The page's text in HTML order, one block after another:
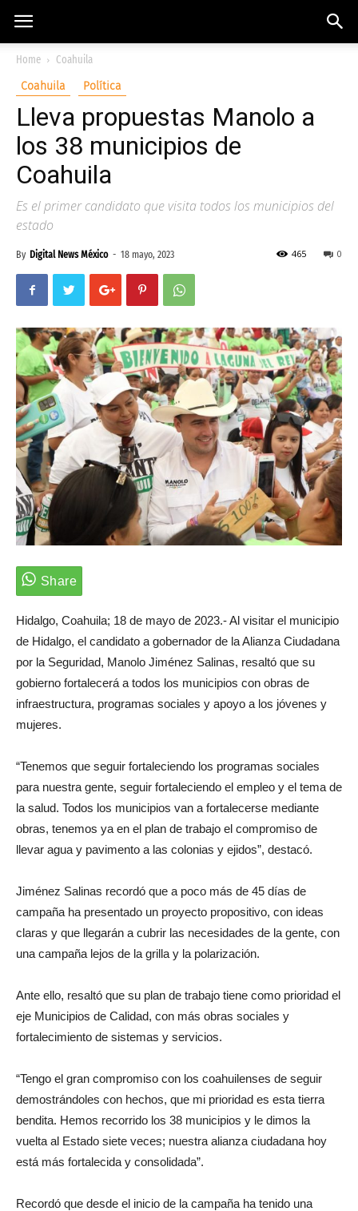
Home
Coahuila
Coahuila
Política
Lleva propuestas Manolo a
los 38 municipios de
Coahuila
Es el primer candidato que visita todos los municipios del
estado
By Digital News México - 18 mayo, 2023 0
465
Hidalgo, Coahuila; 18 de mayo de 2023.- Al visitar el municipio
de Hidalgo, el candidato a gobernador de la Alianza Ciudadana
por la Seguridad, Manolo Jiménez Salinas, resaltó que su
gobierno fortalecerá a todos los municipios con obras de
infraestructura, programas sociales y apoyo a los jóvenes y
mujeres.
“Tenemos que seguir fortaleciendo los programas sociales
para nuestra gente, seguir fortaleciendo el empleo y el tema de
la salud. Todos los municipios van a fortalecerse mediante
obras, tenemos ya en el plan de trabajo el compromiso de
llevar agua y pavimento a las colonias y ejidos”, destacó.
Jiménez Salinas recordó que a poco más de 45 días de
campaña ha presentado un proyecto propositivo, con ideas
claras y que llegarán a cubrir las necesidades de la gente, con
una campaña lejos de la grilla y la polarización.
Ante ello, resaltó que su plan de trabajo tiene como prioridad el
eje Municipios de Calidad, con más obras sociales y
fortalecimiento de sistemas y servicios.
“Tengo el gran compromiso con los coahuilenses de seguir
demostrándoles con hechos, que mi prioridad es esta tierra
bendita. Hemos recorrido los 38 municipios y le dimos la
vuelta al Estado siete veces; nuestra alianza ciudadana hoy
está más fortalecida y consolidada”.
Recordó que desde el inicio de la campaña ha tenido una